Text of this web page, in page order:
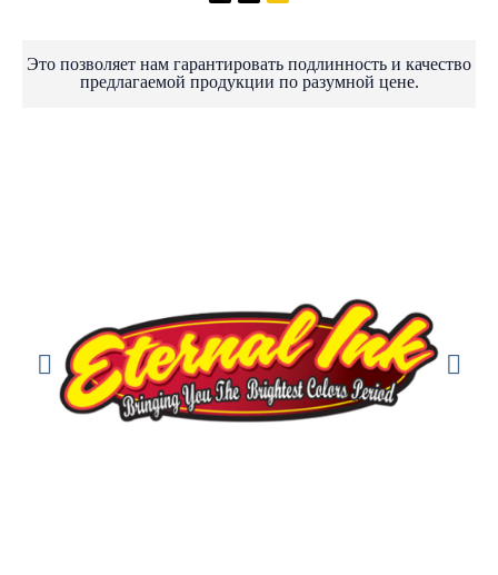
Это позволяет нам гарантировать подлинность и качество
предлагаемой продукции по разумной цене.